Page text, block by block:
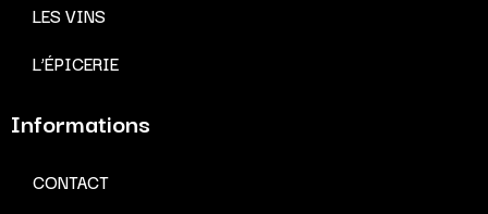
LES VINS
L’ÉPICERIE
Informations
CONTACT